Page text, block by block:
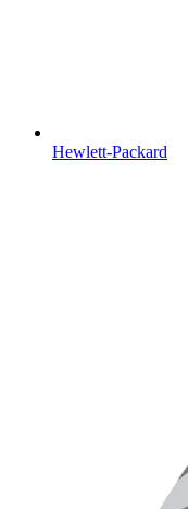
Hewlett-Packard